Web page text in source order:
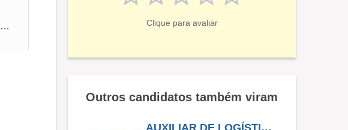
empresa que não reconhece esforços de atendimento, gerentes desqualificados, muita fofoca, empresa familiar, paga mal para o setor, poucos b... Clique para avaliar
Outros candidatos também viram